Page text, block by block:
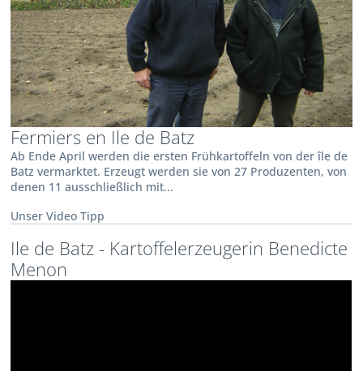
Fermiers en Ile de Batz
Ab Ende April werden die ersten Frühkartoffeln von der île de
Batz vermarktet. Erzeugt werden sie von 27 Produzenten, von
denen 11 ausschließlich mit...
Unser Video Tipp
Ile de Batz - Kartoffelerzeugerin Benedicte
Menon